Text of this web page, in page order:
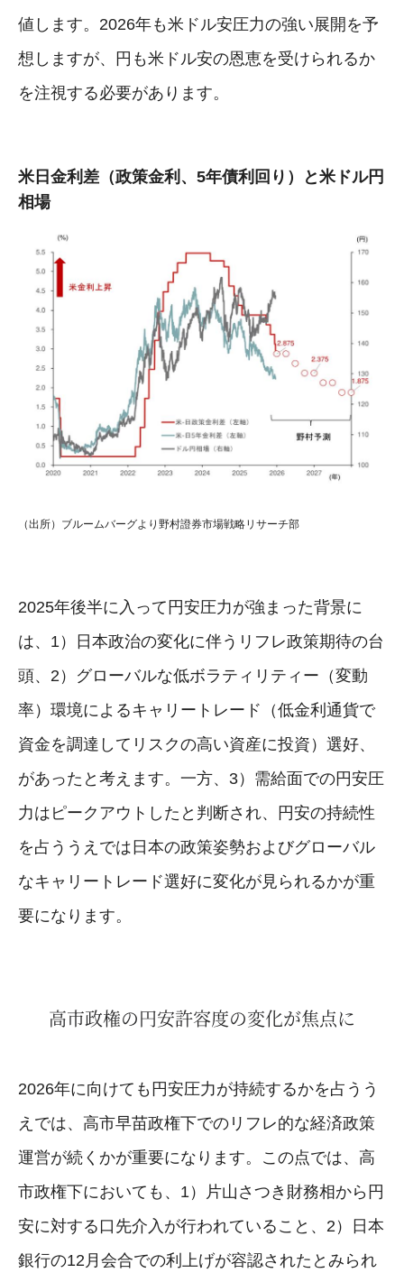
値します。2026年も米ドル安圧力の強い展開を予
想しますが、円も米ドル安の恩恵を受けられるか
を注視する必要があります。
米日金利差（政策金利、5年債利回り）と米ドル円
相場
（出所）ブルームバーグより野村證券市場戦略リサーチ部
2025年後半に入って円安圧力が強まった背景に
は、1）日本政治の変化に伴うリフレ政策期待の台
頭、2）グローバルな低ボラティリティー（変動
率）環境によるキャリートレード（低金利通貨で
資金を調達してリスクの高い資産に投資）選好、
があったと考えます。一方、3）需給面での円安圧
力はピークアウトしたと判断され、円安の持続性
を占ううえでは日本の政策姿勢およびグローバル
なキャリートレード選好に変化が見られるかが重
要になります。
高市政権の円安許容度の変化が焦点に
2026年に向けても円安圧力が持続するかを占うう
えでは、高市早苗政権下でのリフレ的な経済政策
運営が続くかが重要になります。この点では、高
市政権下においても、1）片山さつき財務相から円
安に対する口先介入が行われていること、2）日本
銀行の12月会合での利上げが容認されたとみられ